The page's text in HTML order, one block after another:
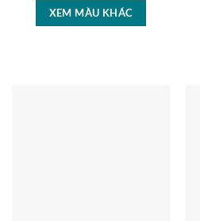
XEM MÀU KHÁC